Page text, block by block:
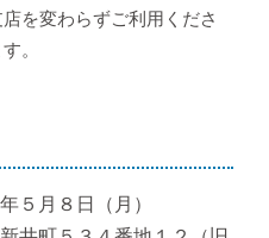
を変わらずご利用くださ
。
月８日（月）